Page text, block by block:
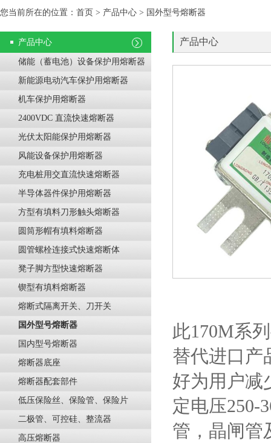
您当前所在的位置：首页 > 产品中心 > 国外型号熔断器
产品中心
储能（蓄电池）设备保护用熔断器
新能源电动汽车保护用熔断器
机车保护用熔断器
2400VDC 直流快速熔断器
光伏太阳能保护用熔断器
风能设备保护用熔断器
充电桩用交直流快速熔断器
半导体器件保护用熔断器
方型有填料刀形触头熔断器
圆筒形帽有填料熔断器
圆管螺栓连接式快速熔断体
凳子脚方型快速熔断器
锲型有填料熔断器
熔断式隔离开关、刀开关
国外型号熔断器
国内型号熔断器
熔断器底座
熔断器配套部件
低压保险丝、保险管、保险片
二极管、可控硅、整流器
高压熔断器
产品中心
此170M系
替代进口产
好为用户减
定电压250-
管，晶闸管